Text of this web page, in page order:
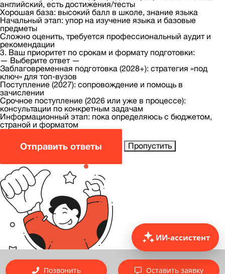
английский, есть достижения/тесты
Хорошая база: высокий балл в школе, знание языка
Начальный этап: упор на изучение языка и базовые
предметы
Сложно оценить, требуется профессиональный аудит и
рекомендации
3. Ваш приоритет по срокам и формату подготовки:
— Выберите ответ —
Заблаговременная подготовка (2028+): стратегия «под
ключ» для топ-вузов
Поступление (2027): сопровождение и помощь в
зачислении
Срочное поступление (2026 или уже в процессе):
консультации по конкретным задачам
Информационный этап: пока определяюсь с бюджетом,
страной и форматом
Отправить ответы Пропустить
Позвонить Оставить заявку
ИИ-ассистент